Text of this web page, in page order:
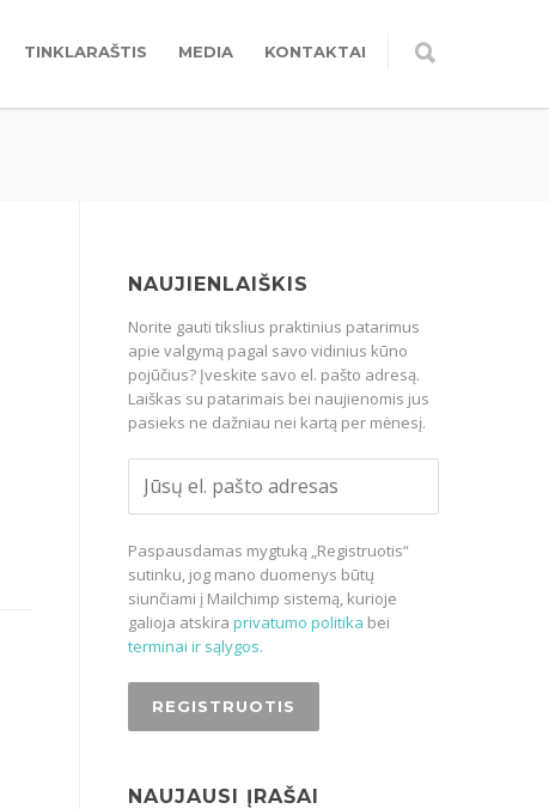
TINKLARAŠTIS MEDIA KONTAKTAI
NAUJIENLAIŠKIS
Norite gauti tikslius praktinius patarimus
apie valgymą pagal savo vidinius kūno
pojūčius? Įveskite savo el. pašto adresą.
Laiškas su patarimais bei naujienomis jus
pasieks ne dažniau nei kartą per mėnesį.
Paspausdamas mygtuką „Registruotis“
sutinku, jog mano duomenys būtų
siunčiami į Mailchimp sistemą, kurioje
galioja atskira privatumo politika bei
terminai ir sąlygos.
NAUJAUSI ĮRAŠAI